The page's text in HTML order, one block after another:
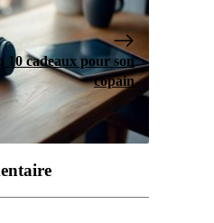
10 cadeaux pour son
copain